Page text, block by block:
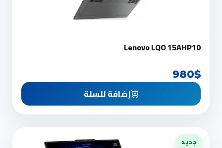
Lenovo LQO 15AHP10
980$
إضافة للسلة
جديد